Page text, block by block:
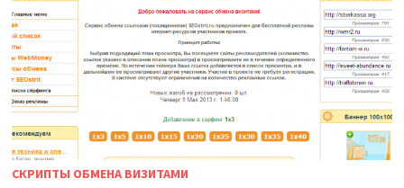
СКРИПТЫ ОБМЕНА ВИЗИТАМИ